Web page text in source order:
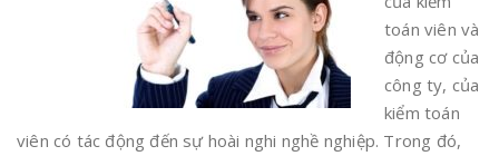
toán viên và
động cơ của
công ty, của
kiểm toán
viên có tác động đến sự hoài nghi nghề nghiệp. Trong đó,